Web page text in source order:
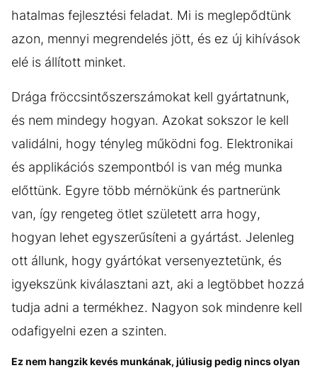
hatalmas fejlesztési feladat. Mi is meglepődtünk
azon, mennyi megrendelés jött, és ez új kihívások
elé is állított minket.
Drága fröccsintőszerszámokat kell gyártatnunk,
és nem mindegy hogyan. Azokat sokszor le kell
validálni, hogy tényleg működni fog. Elektronikai
és applikációs szempontból is van még munka
előttünk. Egyre több mérnökünk és partnerünk
van, így rengeteg ötlet született arra hogy,
hogyan lehet egyszerűsíteni a gyártást. Jelenleg
ott állunk, hogy gyártókat versenyeztetünk, és
igyekszünk kiválasztani azt, aki a legtöbbet hozzá
tudja adni a termékhez. Nagyon sok mindenre kell
odafigyelni ezen a szinten.
Ez nem hangzik kevés munkának, júliusig pedig nincs olyan